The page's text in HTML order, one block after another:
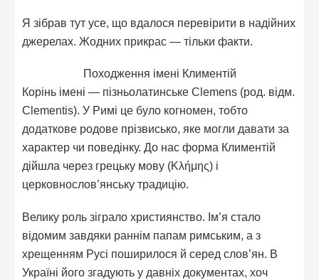
Я зібрав тут усе, що вдалося перевірити в надійних
джерелах. Жодних прикрас — тільки факти.
Походження імені Климентій
Корінь імені — пізньолатинське Clemens (род. відм.
Clementis). У Римі це було когномен, тобто
додаткове родове прізвисько, яке могли давати за
характер чи поведінку. До нас форма Климентій
дійшла через грецьку мову (Κλήμης) і
церковнослов’янську традицію.
Велику роль зіграло християнство. Ім’я стало
відомим завдяки раннім папам римським, а з
хрещенням Русі поширилося й серед слов’ян. В
Україні його згадують у давніх документах, хоч